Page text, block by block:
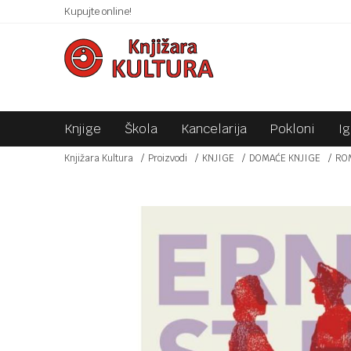
Kupujte online!SIGURNO PLAĆANJE PLATNIM KARTICAMA!
Knjige Škola Kancelarija Pokloni
Knjižara Kultura Proizvodi KNJIGE DOMAĆE KNJIGE